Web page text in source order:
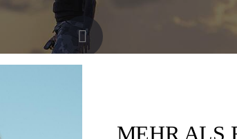
MEHR ALS